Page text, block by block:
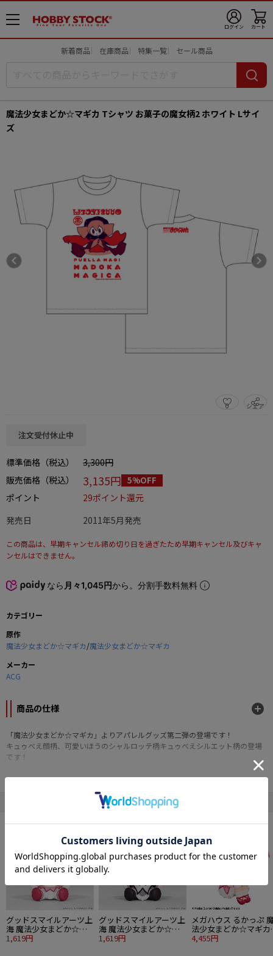
メ
ニ
ログイン カート
新着商品 在庫商品 特集一覧 セール商品
魔法少女まどか☆マギカ Tシャツ お菓子の魔女柄2 ホワイト Lサイ
ズ
0 シェア
この商品をシェアする
注文受付休止中
標準価格（税込）
3,300円
販売価格（税込）
3,135円 5%OFF
ポイント
29ポイント還元
発売日
2011年5月発売
この商品は、早期キャンセル締め切り日を過ぎたため早期キャンセル及びキャ
ンセルはできません。
なら 月々1,045円から。分割手数料無料
カテゴリー
原作
魔法少女まどか☆マギカ/魔法少女まどか☆マギカ
メーカー
ACG
商品の仕様
「魔法少女まどか☆マギカ」よりアパレルグッズ第二弾の登場です！
キュゥべえ顔柄、可愛いほうのシャルロッテ柄キュゥべえシルエット柄の登場
です！
■Lサイズ
©Magica Quartet/Aniplex・Madoka Partners・MBS
" 魔法少女まどか☆マギカ "の他の商品
グッドスマイルアーツ上
海 魔法少女まどか☆マ
ギカ Huggy Good Smile
1,619円
グッドスマイルアーツ上
海 魔法少女まどか☆マ
ギカ Huggy Good Smile
1,619円
メガハウス るかっぷ
法少女まどか☆マギカ
鹿目まどか
4,455円